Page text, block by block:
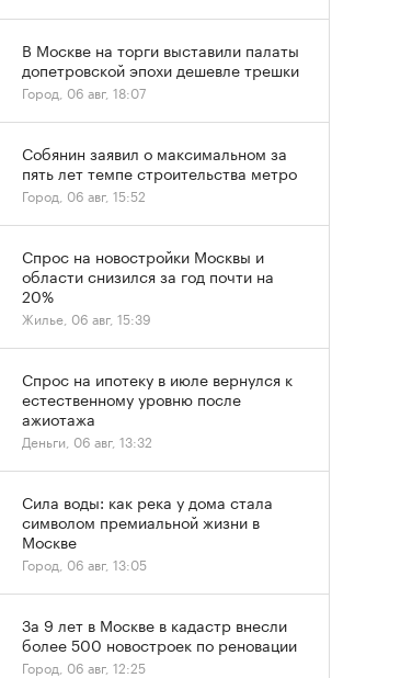
В Москве на торги выставили палаты
допетровской эпохи дешевле трешки
Город, 06 авг, 18:07
Собянин заявил о максимальном за
пять лет темпе строительства метро
Город, 06 авг, 15:52
Спрос на новостройки Москвы и
области снизился за год почти на
20%
Жилье, 06 авг, 15:39
Спрос на ипотеку в июле вернулся к
естественному уровню после
ажиотажа
Деньги, 06 авг, 13:32
Сила воды: как река у дома стала
символом премиальной жизни в
Москве
Город, 06 авг, 13:05
За 9 лет в Москве в кадастр внесли
более 500 новостроек по реновации
Город, 06 авг, 12:25